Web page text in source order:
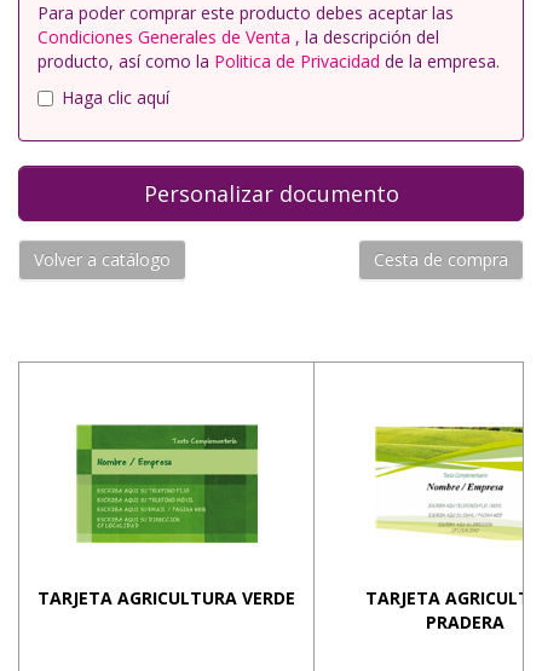
Para poder comprar este producto debes aceptar las
Condiciones Generales de Venta , la descripción del
producto, así como la Politica de Privacidad de la empresa.
Haga clic aquí
Volver a catálogo Cesta de compra
TARJETA AGRICULTURA VERDE
TARJETA
PRADERA